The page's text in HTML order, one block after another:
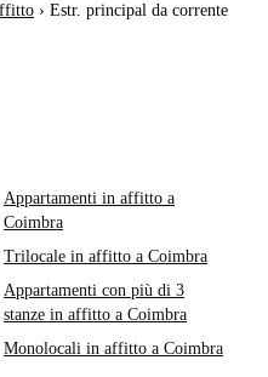
› Estr. principal da corrente
Appartamenti in affitto a
Coimbra
Trilocale in affitto a Coimbra
Appartamenti con più di 3
stanze in affitto a Coimbra
Monolocali in affitto a Coimbra